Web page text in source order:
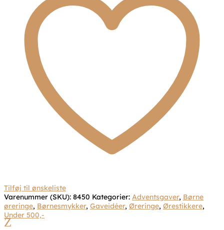
Tilføj til ønskeliste
Varenummer (SKU): 8450 Kategorier: Adventsgaver, Børne
øreringe, Børnesmykker, Gaveidéer, Øreringe, Ørestikkere,
Under 500,-
Z